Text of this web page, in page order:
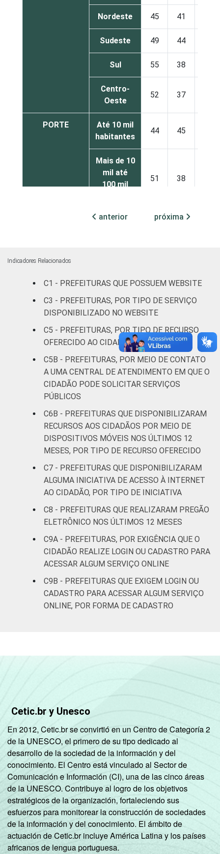
Nordeste 45 41
Sudeste 49 44
Sul 55 38
Centro-
Oeste
52 37
PORTE
Até 10 mil
habitantes
44 45
Mais de 10
mil até
100 mil
51 38
Mais de
500 mil
habitantes
78 16
Fonte: CGI.br/NIC.br, Centro Regional de
Estudos para o Desenvolvimento da
Sociedade da Informação (Cetic.br),
Pesquisa sobre o uso das tecnologias de
informação e comunicação no setor público
brasileiro - TIC Governo Eletrônico 2023.
anterior próxima
Indicadores Relacionados
C1 - PREFEITURAS QUE POSSUEM WEBSITE
C3 - PREFEITURAS, POR TIPO DE SERVIÇO
DISPONIBILIZADO NO WEBSITE
C5 - PREFEITURAS, POR TIPO DE RECURSO
OFERECIDO AO CIDADÃO NO WEBSITE
C5B - PREFEITURAS, POR MEIO DE CONTATO
A UMA CENTRAL DE ATENDIMENTO EM QUE O
CIDADÃO PODE SOLICITAR SERVIÇOS
PÚBLICOS
C6B - PREFEITURAS QUE DISPONIBILIZARAM
RECURSOS AOS CIDADÃOS POR MEIO DE
DISPOSITIVOS MÓVEIS NOS ÚLTIMOS 12
MESES, POR TIPO DE RECURSO OFERECIDO
C7 - PREFEITURAS QUE DISPONIBILIZARAM
ALGUMA INICIATIVA DE ACESSO À INTERNET
AO CIDADÃO, POR TIPO DE INICIATIVA
C8 - PREFEITURAS QUE REALIZARAM PREGÃO
ELETRÔNICO NOS ÚLTIMOS 12 MESES
C9A - PREFEITURAS, POR EXIGÊNCIA QUE O
CIDADÃO REALIZE LOGIN OU CADASTRO PARA
ACESSAR ALGUM SERVIÇO ONLINE
C9B - PREFEITURAS QUE EXIGEM LOGIN OU
CADASTRO PARA ACESSAR ALGUM SERVIÇO
ONLINE, POR FORMA DE CADASTRO
Cetic.br y Unesco
En 2012, Cetic.br se convirtió en un Centro de Categoría 2
de la UNESCO, el primero de su tipo dedicado al
desarrollo de la sociedad de la información y del
conocimiento. El Centro está vinculado al Sector de
Comunicación e Información (CI), una de las cinco áreas
de la UNESCO. Contribuye al logro de los objetivos
estratégicos de la organización, fortaleciendo sus
esfuerzos para monitorear la construcción de sociedades
de la información y del conocimiento. El ámbito de
actuación de Cetic.br incluye América Latina y los países
africanos de lengua portuguesa.